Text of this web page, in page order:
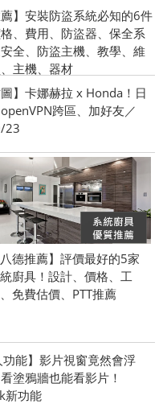
薦】安裝防盜系統必知的6件
、費用、防盜器、保全系
全、防盜主機、教學、維
主機、器材
圖】卡娜赫拉 x Honda！日
跨區、加好友／
23
八德推薦】評價最好的5家
廚具！設計、價格、工
免費估價、PTT推薦
功能】影片視窗竟然會浮
塗鴉牆也能看影片！
新功能